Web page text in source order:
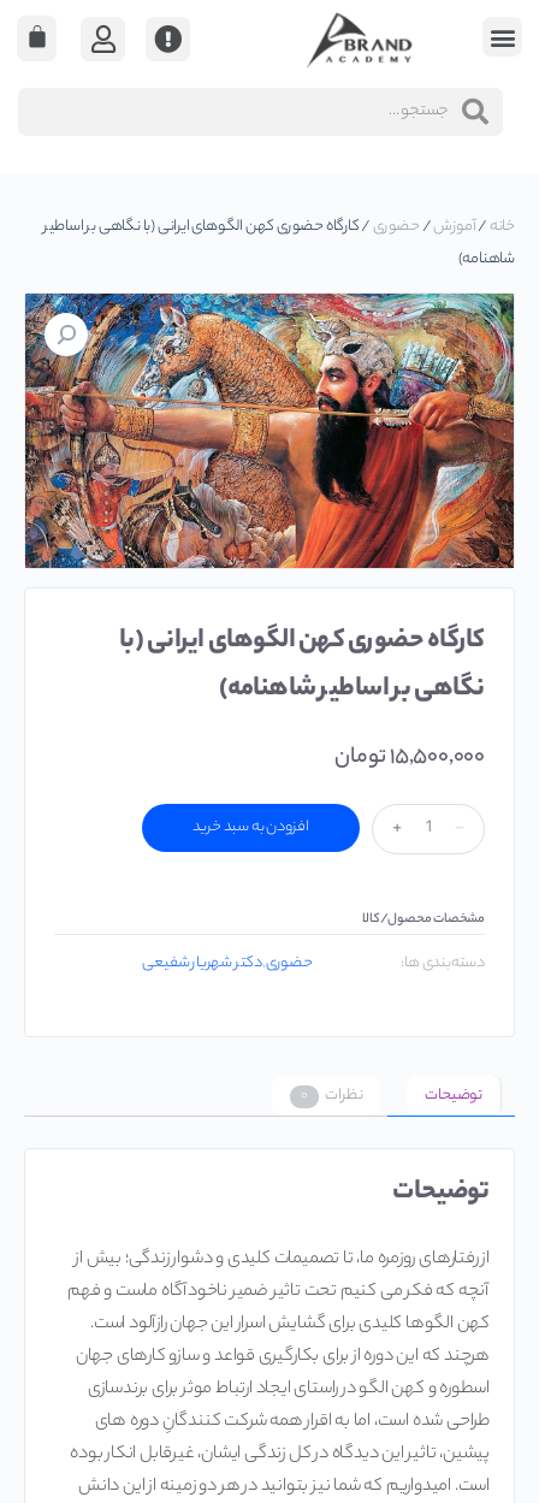
خانه/آموزش/حضوری/ کارگاه حضوری کهن الگوهای ایرانی (با نگاهی بر اساطیر
شاهنامه)
کارگاه حضوری کهن الگوهای ایرانی (با
نگاهی بر اساطیر شاهنامه)
۱۵,۵۰۰,۰۰۰تومان
-
+ افزودن به سبد خرید
مشخصات محصول/کالا
دسته‌بندی ‌ها: حضوری,دکتر شهریار شفیعی
توضیحات نظرات ۰
توضیحات
از رفتارهای روزمره ما، تا تصمیمات کلیدی و دشوار زندگی؛ بیش از
آنچه که فکر می کنیم تحت تاثیر ضمیر ناخودآگاه ماست و فهم
کهن الگوها کلیدی برای گشایش اسرار این جهان رازآلود است.
هرچند که این دوره از برای بکارگیری قواعد و سازو کارهای جهان
اسطوره و کهن الگو در راستای ایجاد ارتباط موثر برای برندسازی
طراحی شده است، اما به اقرار همه شرکت کنندگانِ دوره های
پیشین، تاثیر این دیدگاه در کل زندگی ایشان، غیرقابل انکار بوده
است. امیدواریم که شما نیز بتوانید در هر دو زمینه از این دانش